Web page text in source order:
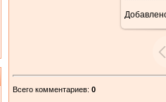
Всего комментариев: 0